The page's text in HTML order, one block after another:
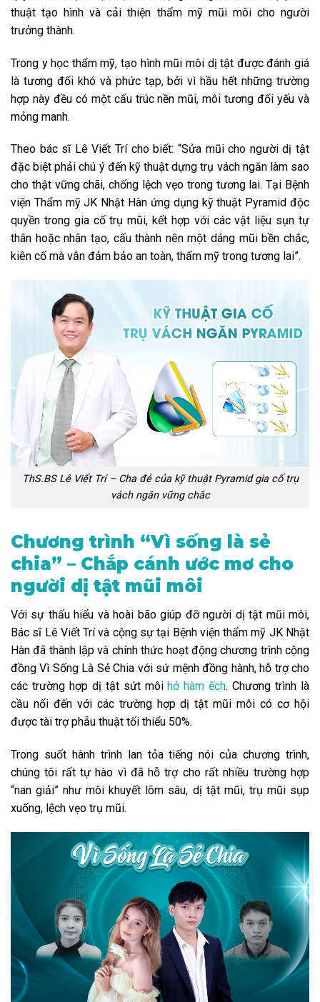
thuật tạo hình và cải thiện thẩm mỹ mũi môi cho người
trưởng thành.
Trong y học thẩm mỹ, tạo hình mũi môi dị tật được đánh giá
là tương đối khó và phức tạp, bởi vì hầu hết những trường
hợp này đều có một cấu trúc nền mũi, môi tương đối yếu và
mỏng manh.
Theo bác sĩ Lê Viết Trí cho biết: “Sửa mũi cho người dị tật
đặc biệt phải chú ý đến kỹ thuật dựng trụ vách ngăn làm sao
cho thật vững chãi, chống lệch vẹo trong tương lai. Tại Bệnh
viện Thẩm mỹ JK Nhật Hàn ứng dụng kỹ thuật Pyramid độc
quyền trong gia cố trụ mũi, kết hợp với các vật liệu sụn tự
thân hoặc nhân tạo, cấu thành nên một dáng mũi bền chắc,
kiên cố mà vẫn đảm bảo an toàn, thẩm mỹ trong tương lai”.
ThS.BS Lê Viết Trí – Cha đẻ của kỹ thuật Pyramid gia cố trụ
vách ngăn vững chắc
Chương trình “Vì sống là sẻ
chia” – Chắp cánh ước mơ cho
người dị tật mũi môi
Với sự thấu hiểu và hoài bão giúp đỡ người dị tật mũi môi,
Bác sĩ Lê Viết Trí và cộng sự tại Bệnh viện thẩm mỹ JK Nhật
Hàn đã thành lập và chính thức hoạt động chương trình cộng
đồng Vì Sống Là Sẻ Chia với sứ mệnh đồng hành, hỗ trợ cho
các trường hợp dị tật sứt môihở hàm ếch. Chương trình là
cầu nối đến với các trường hợp dị tật mũi môi có cơ hội
được tài trợ phẫu thuật tối thiểu 50%.
Trong suốt hành trình lan tỏa tiếng nói của chương trình,
chúng tôi rất tự hào vì đã hỗ trợ cho rất nhiều trường hợp
“nan giải” như môi khuyết lõm sâu, dị tật mũi, trụ mũi sụp
xuống, lệch vẹo trụ mũi.